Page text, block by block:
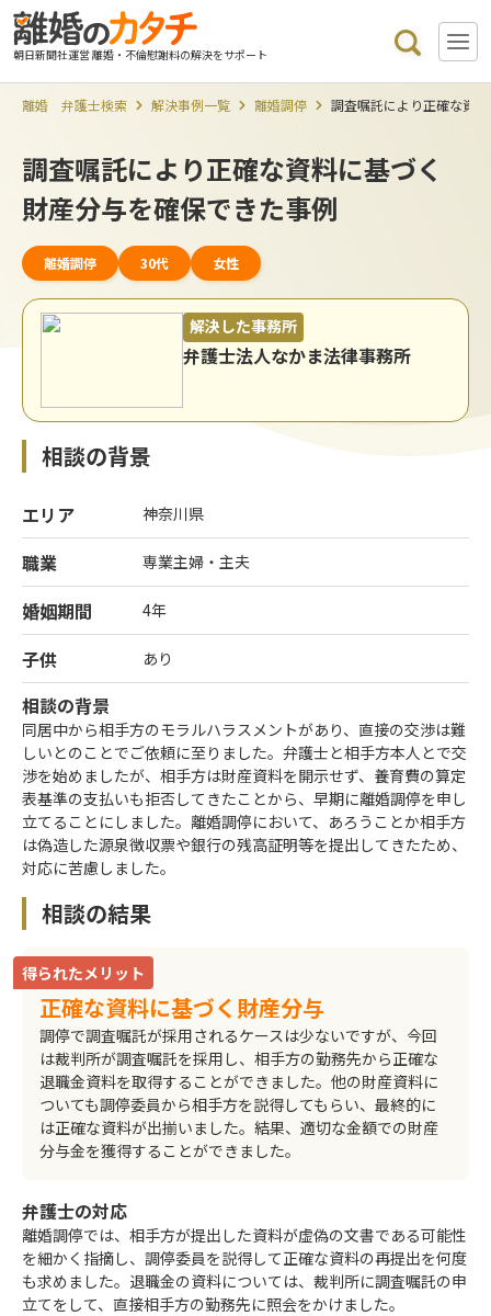
朝日新聞社運営 離婚・不倫慰謝料の解決をサポート
離婚 弁護士検索 解決事例一覧 離婚調停 調査嘱託により正確な資
調査嘱託により正確な資料に基づく
財産分与を確保できた事例
離婚調停 30代 女性
解決した事務所
弁護士法人なかま法律事務所
相談の背景
エリア 神奈川県
職業 専業主婦・主夫
婚姻期間 4年
子供 あり
相談の背景
同居中から相手方のモラルハラスメントがあり、直接の交渉は難
しいとのことでご依頼に至りました。弁護士と相手方本人とで交
渉を始めましたが、相手方は財産資料を開示せず、養育費の算定
表基準の支払いも拒否してきたことから、早期に離婚調停を申し
立てることにしました。離婚調停において、あろうことか相手方
は偽造した源泉徴収票や銀行の残高証明等を提出してきたため、
対応に苦慮しました。
相談の結果
得られたメリット
正確な資料に基づく財産分与
調停で調査嘱託が採用されるケースは少ないですが、今回
は裁判所が調査嘱託を採用し、相手方の勤務先から正確な
退職金資料を取得することができました。他の財産資料に
ついても調停委員から相手方を説得してもらい、最終的に
は正確な資料が出揃いました。結果、適切な金額での財産
分与金を獲得することができました。
弁護士の対応
離婚調停では、相手方が提出した資料が虚偽の文書である可能性
を細かく指摘し、調停委員を説得して正確な資料の再提出を何度
も求めました。退職金の資料については、裁判所に調査嘱託の申
立てをして、直接相手方の勤務先に照会をかけました。